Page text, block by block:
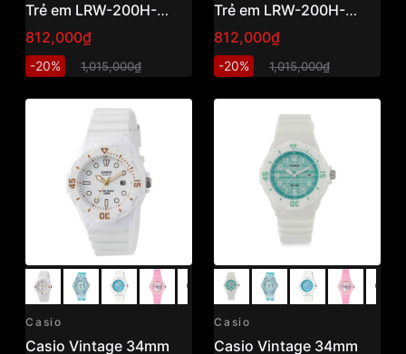
Trẻ em LRW-200H-
2E2VDR
812,000₫
-20% 1,015,000₫
Trẻ em LRW-200H-
4CVDF
812,000₫
-20% 1,015,000₫
Casio
Casio Vintage 34mm
Casio
Casio Vintage 34mm